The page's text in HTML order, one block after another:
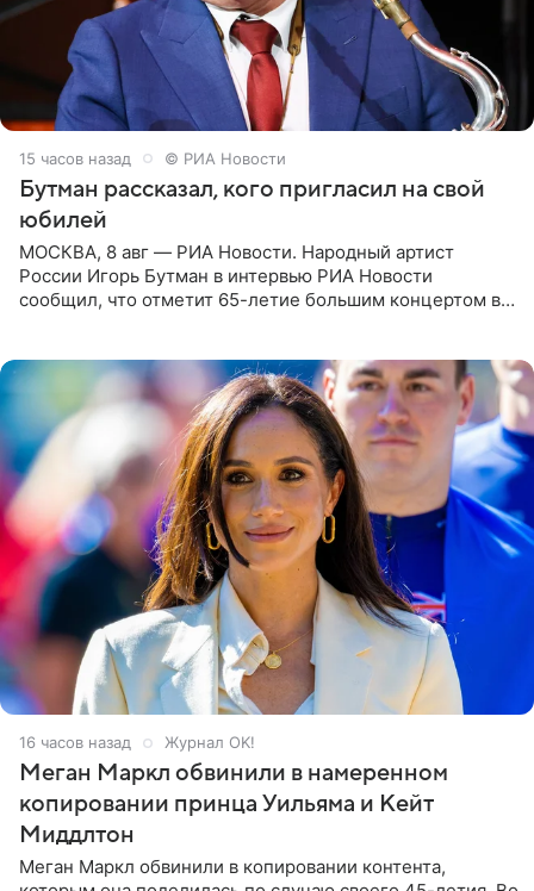
15 часов назад © РИА Новости
Бутман рассказал, кого пригласил на свой
юбилей
МОСКВА, 8 авг — РИА Новости. Народный артист
России Игорь Бутман в интервью РИА Новости
сообщил, что отметит 65-летие большим концертом в
16 часов назад Журнал OK!
Меган Маркл обвинили в намеренном
копировании принца Уильяма и Кейт
Миддлтон
Меган Маркл обвинили в копировании контента,